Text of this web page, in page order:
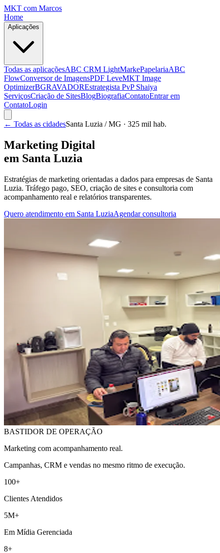
MKT com Marcos
Home
Aplicações
Todas as aplicaçõesABC CRM LightMarkePapelariaABC
FlowConversor de ImagensPDF LeveMKT Image
OptimizerBGRAVADOREstrategista PvP Shaiya
ServiçosCriação de SitesBlogBiografiaContatoEntrar em
ContatoLogin
← Todas as cidadesSanta Luzia / MG · 325 mil hab.
Marketing Digital
em Santa Luzia
Estratégias de marketing orientadas a dados para empresas de Santa
Luzia. Tráfego pago, SEO, criação de sites e consultoria com
acompanhamento real e relatórios transparentes.
Quero atendimento em Santa LuziaAgendar consultoria
BASTIDOR DE OPERAÇÃO
Marketing com acompanhamento real.
Campanhas, CRM e vendas no mesmo ritmo de execução.
100+
Clientes Atendidos
5M+
Em Mídia Gerenciada
8+